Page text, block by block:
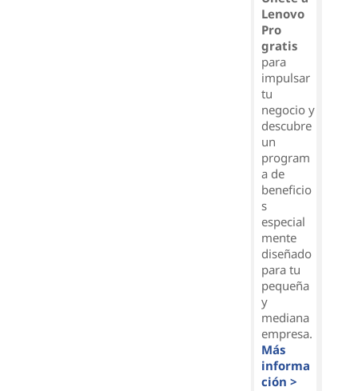
Lenovo
Pro
gratis
para
impulsar
tu
negocio y
descubre
un
program
a de
beneficio
s
especial
mente
diseñado
para tu
pequeña
y
mediana
empresa.
Más
informa
ción >